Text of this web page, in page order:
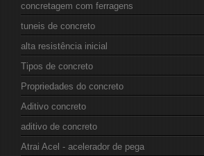
concretagem com ferragens
tuneis de concreto
alta resistência inicial
Tipos de concreto
Propriedades do concreto
Aditivo concreto
aditivo de concreto
Atrai Acel - acelerador de pega